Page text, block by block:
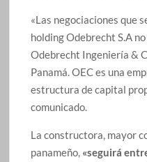
«Las negociaciones que
holding Odebrecht S.A
Odebrecht Ingeniería &
Panamá. OEC es una
estructura de capital
comunicado.
La constructora, mayor
panameño, «seguirá